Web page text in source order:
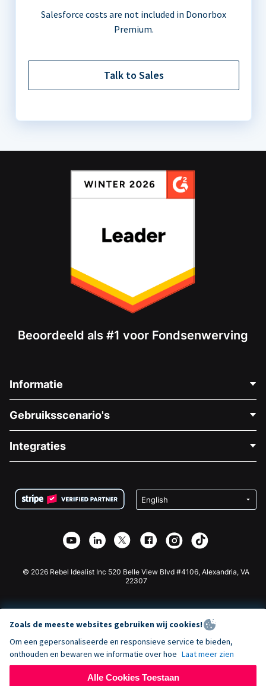
Salesforce costs are not included in Donorbox
Premium.
Talk to Sales
Beoordeeld als #1 voor Fondsenwerving
Informatie
Over Ons
Vacatures
Privacy
Affiliate Partnerschap
Gebruiksscenario's
Medische Fondsenwerving
Goede Doelen Fondsenwerving
Integraties
Wix Donatie Plugin
Webflow Donatie App
Joomla Donatie
© 2026 Rebel Idealist Inc 520 Belle View Blvd #4106, Alexandria, VA
22307
Zoals de meeste websites gebruiken wij cookies!
Om een gepersonaliseerde en responsieve service te bieden,
onthouden en bewaren we informatie over hoe Laat meer zien
Alle Cookies Toestaan